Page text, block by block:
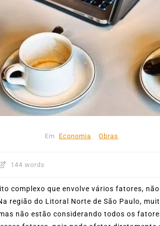
Em Economia Obras
144 words
complexo que envolve vários fatores,
região do Litoral Norte de São Paulo,
não estão considerando todos os
durante o
2026 227 words
Culinária Caiçara
Eventos em Ilhabela
Gastronomia
Norte Turismo
6 de